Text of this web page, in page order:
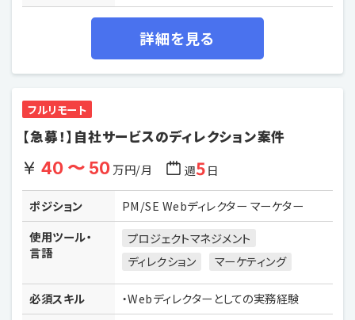
詳細を見る
フルリモート
【急募！】自社サービスのディレクション案件
40 〜 50万円/月 週5日
ポジション
PM/SE Webディレクター マーケター
使用ツール・
言語
プロジェクトマネジメント
ディレクション
マーケティング
必須スキル
・Webディレクターとしての実務経験